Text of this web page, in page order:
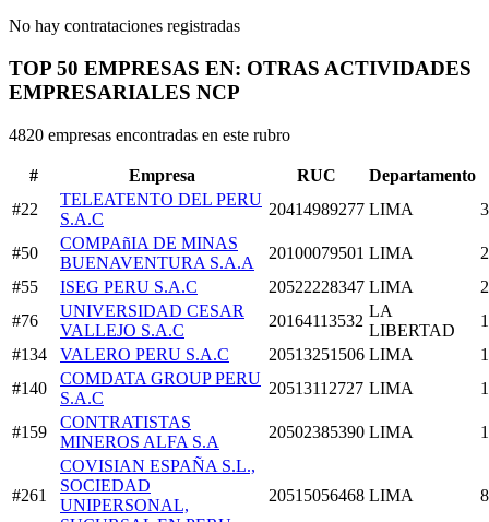
No hay contrataciones registradas
TOP 50 EMPRESAS EN: OTRAS ACTIVIDADES
EMPRESARIALES NCP
4820 empresas encontradas en este rubro
# Empresa RUC
Departamento
#22
TELEATENTO DEL PERU
S.A.C
20414989277 LIMA
#50
COMPAñIA DE MINAS
BUENAVENTURA S.A.A
20100079501 LIMA
#55
ISEG PERU S.A.C 20522228347 LIMA
#76
UNIVERSIDAD CESAR
VALLEJO S.A.C
20164113532
LA
LIBERTAD
#134
VALERO PERU S.A.C 20513251506 LIMA
#140
COMDATA GROUP PERU
S.A.C
20513112727 LIMA
#159
CONTRATISTAS
MINEROS ALFA S.A
20502385390 LIMA
#261
COVISIAN ESPAÑA S.L.,
SOCIEDAD
UNIPERSONAL,
20515056468 LIMA